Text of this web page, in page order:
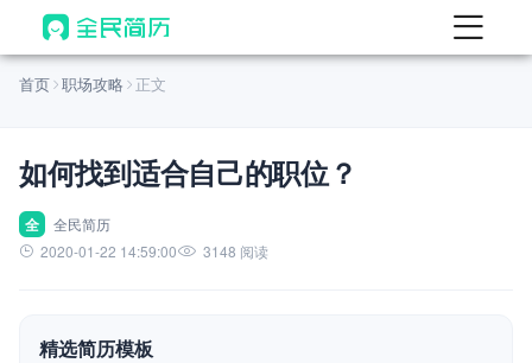
首页
AI 生成简历
AI 优化简历
AI 翻译简历
AI 模拟面试
首页 职场攻略 正文
如何找到适合自己的职位？
全
全民简历
2020-01-22 14:59:00
3148 阅读
精选简历模板